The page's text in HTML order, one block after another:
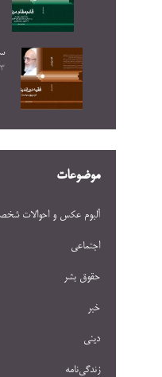
2023
موضوعات
آلبوم عکس و احوالات
اجتماعی
حقوق بشر
خبر
دینی
زندگی‌نامه